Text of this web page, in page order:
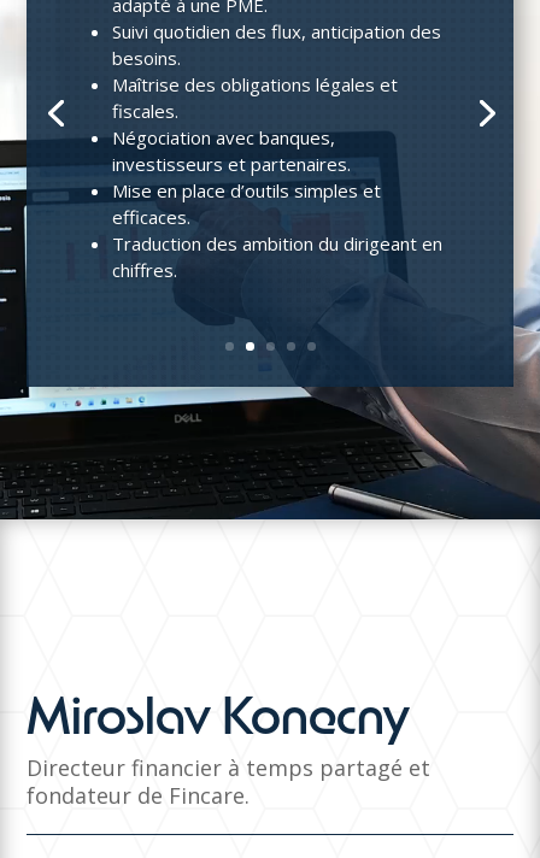
Suivi quotidien des flux, anticipation des
besoins.
Maîtrise des obligations légales et
fiscales.
Négociation avec banques,
investisseurs et partenaires.
Mise en place d’outils simples et
efficaces.
Traduction des ambition du dirigeant en
chiffres.
Miroslav Konecny
Directeur financier à temps partagé et
fondateur de Fincare.